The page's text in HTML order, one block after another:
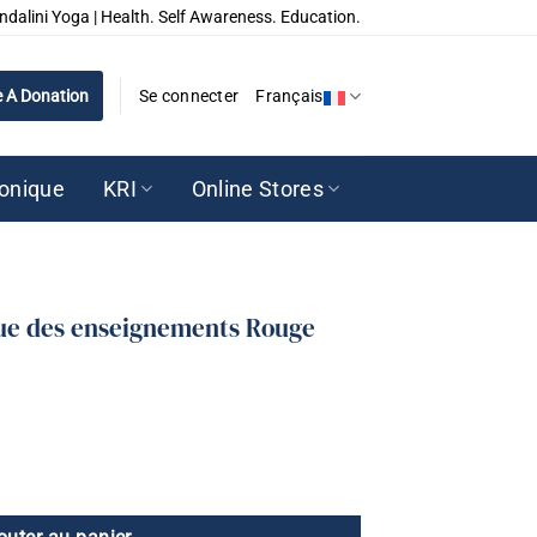
Yoga | Health. Self Awareness. Education.
A Donation Se connecter Français
KRI Online Stores
des enseignements Rouge
des enseignements Rouge